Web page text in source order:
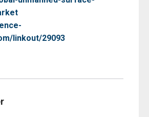
linkout/29093